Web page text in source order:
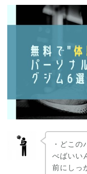
・どこ
べばいい
前にしっ